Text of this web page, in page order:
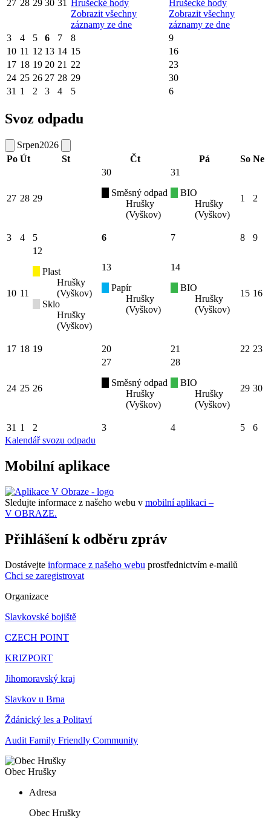
27 28 29 30 31
Hrušecké hody
Zobrazit všechny
záznamy ze dne
Hrušecké hody
Zobrazit všechny
záznamy ze dne
3
4 5 6 7 8
9
10 11 12 13 14 15
16
17 18 19 20 21 22
23
24 25 26 27 28 29
30
31 1 2 3 4 5 6
Svoz odpadu
Srpen2026
Po Út St Čt Pá So Ne
27 28 29
30
Směsný odpad
Hrušky
(Vyškov)
31
BIO
Hrušky
(Vyškov)
1 2
3 4 5 6 7 8 9
10 11
12
Plast
Hrušky
(Vyškov)
Sklo
Hrušky
(Vyškov)
13
Papír
Hrušky
(Vyškov)
14
BIO
Hrušky
(Vyškov)
15 16
17 18 19 20 21 22 23
24 25 26
27
Směsný odpad
Hrušky
(Vyškov)
28
BIO
Hrušky
(Vyškov)
29 30
31 1 2 3 4 5
6
Kalendář svozu odpadu
Mobilní aplikace
Sledujte informace z našeho webu v mobilní aplikaci –
V OBRAZE.
Přihlášení k odběru zpráv
Dostávejte informace z našeho webu prostřednictvím e-mailů
Chci se zaregistrovat
Organizace
Slavkovské bojiště
CZECH POINT
KRIZPORT
Jihomoravský kraj
Slavkov u Brna
Ždánický les a Politaví
Audit Family Friendly Community
Obec Hrušky
Adresa
Obec Hrušky